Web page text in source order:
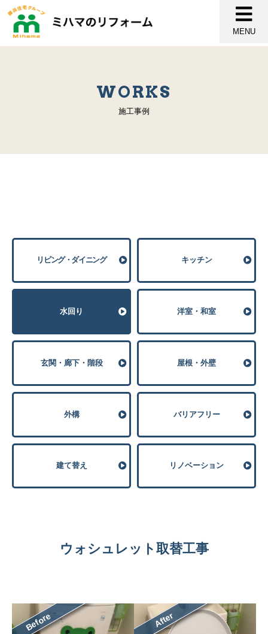
MENU
WORKS
施工事例
リビング・ダイニング キッチン
⽔回り 洋室・和室
玄関・廊下・階段 屋根・外壁
外構 バリアフリー
建て替え リノベーション
ウォシュレット取替工事
Before After